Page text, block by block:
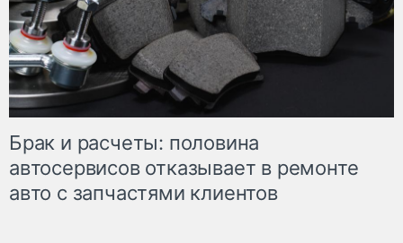
Брак и расчеты: половина
автосервисов отказывает в ремонте
авто с запчастями клиентов